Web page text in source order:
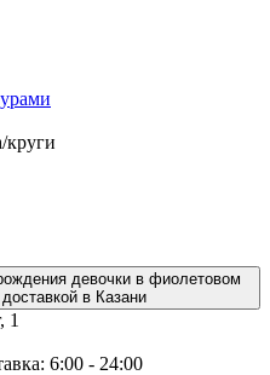
круги
1
6:00 - 24:00